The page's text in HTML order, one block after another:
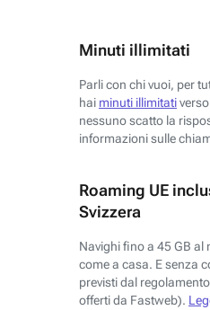
Minuti illimitati
Parli con chi vuoi, per
hai minuti illimitati
nessuno scatto la
informazioni sulle
Roaming UE
Svizzera
Navighi fino a 45 GB al
come a casa. E senza
previsti dal
offerti da Fastweb).